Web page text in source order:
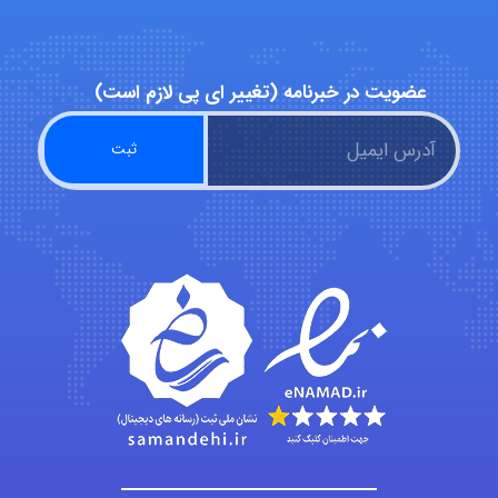
vali
fahimeh sheibani
HaddadiMahsa
Niloofar
عضویت در خبرنامه (تغییر ای پی لازم است)